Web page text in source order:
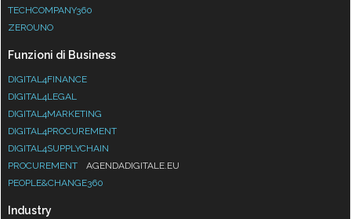
TECHCOMPANY360
ZEROUNO
Funzioni di Business
DIGITAL4FINANCE
DIGITAL4LEGAL
DIGITAL4MARKETING
DIGITAL4PROCUREMENT
DIGITAL4SUPPLYCHAIN
PROCUREMENT
AGENDADIGITALE.EU
PEOPLE&CHANGE360
Industry